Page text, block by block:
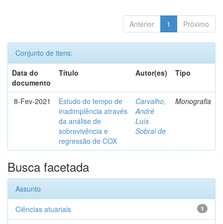
Anterior 1 Próximo
Conjunto de itens:
Data do
documento
Título Autor(es) Tipo
8-Fev-2021
Estudo do tempo de
inadimplência através
da análise de
sobrevivência e
regressão de COX
Carvalho,
André
Luís
Sobral de
Monografia
Busca facetada
Assunto
1
Ciências atuariais